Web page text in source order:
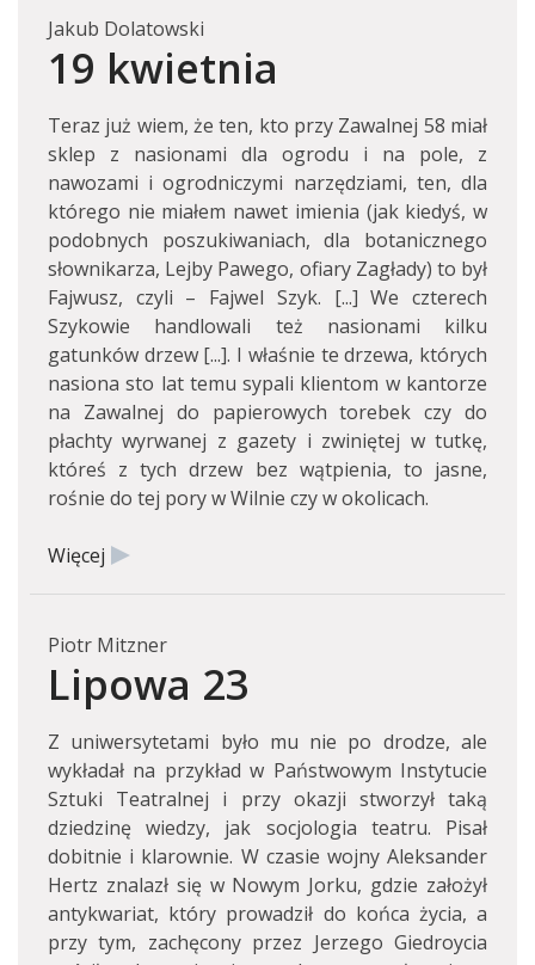
Jakub Dolatowski
19 kwietnia
Teraz już wiem, że ten, kto przy Zawalnej 58 miał
sklep z nasionami dla ogrodu i na pole, z
nawozami i ogrodniczymi narzędziami, ten, dla
którego nie miałem nawet imienia (jak kiedyś, w
podobnych poszukiwaniach, dla botanicznego
słownikarza, Lejby Pawego, ofiary Zagłady) to był
Fajwusz, czyli – Fajwel Szyk. [...] We czterech
Szykowie handlowali też nasionami kilku
gatunków drzew [...]. I właśnie te drzewa, których
nasiona sto lat temu sypali klientom w kantorze
na Zawalnej do papierowych torebek czy do
płachty wyrwanej z gazety i zwiniętej w tutkę,
któreś z tych drzew bez wątpienia, to jasne,
rośnie do tej pory w Wilnie czy w okolicach.
Więcej
Piotr Mitzner
Lipowa 23
Z uniwersytetami było mu nie po drodze, ale
wykładał na przykład w Państwowym Instytucie
Sztuki Teatralnej i przy okazji stworzył taką
dziedzinę wiedzy, jak socjologia teatru. Pisał
dobitnie i klarownie. W czasie wojny Aleksander
Hertz znalazł się w Nowym Jorku, gdzie założył
antykwariat, który prowadził do końca życia, a
przy tym, zachęcony przez Jerzego Giedroycia